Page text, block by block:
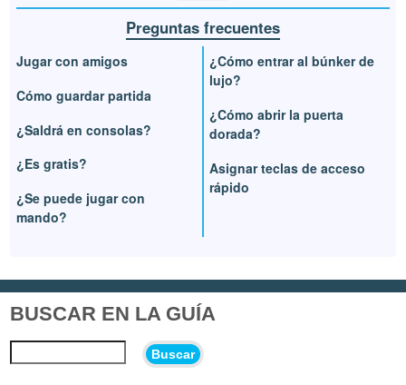
Preguntas frecuentes
Jugar con amigos
Cómo guardar partida
¿Saldrá en consolas?
¿Es gratis?
¿Se puede jugar con
mando?
¿Cómo entrar al búnker de
lujo?
¿Cómo abrir la puerta
dorada?
Asignar teclas de acceso
rápido
BUSCAR EN LA GUÍA
Buscar